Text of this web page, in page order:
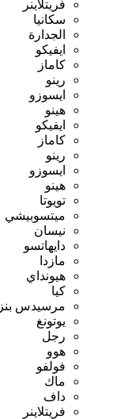
فريتلاينر
سكانيا
الجدارة
ايفيكو
كاماز
رينو
ايسوزو
هينو
ايفيكو
كاماز
رينو
ايسوزو
هينو
تويوتا
ميتسوبيشي
نيسان
دايهاتسو
مازدا
هيونداي
كيا
مرسيدس بنز
يوتونغ
رجل
هوو
فولفو
ماك
داف
فريتلاينر